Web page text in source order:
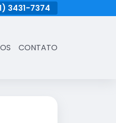
3431-7374
CONTATO